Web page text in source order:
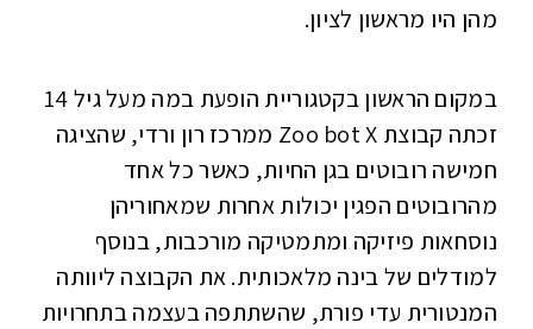
מהן היו מראשון לציון.
במקום הראשון בקטגוריית הופעת במה מעל גיל 14
זכתה קבוצת Zoo bot X ממרכז רון ורדי, שהציגה
חמישה רובוטים בגן החיות, כאשר כל אחד
מהרובוטים הפגין יכולות אחרות שמאחוריהן
נוסחאות פיזיקה ומתמטיקה מורכבות, בנוסף
למודלים של בינה מלאכותית. את הקבוצה ליוותה
המנטורית עדי פורת, שהשתתפה בעצמה בתחרויות